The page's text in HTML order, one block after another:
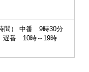
間） 中番 9時30分
遅番 10時～19時